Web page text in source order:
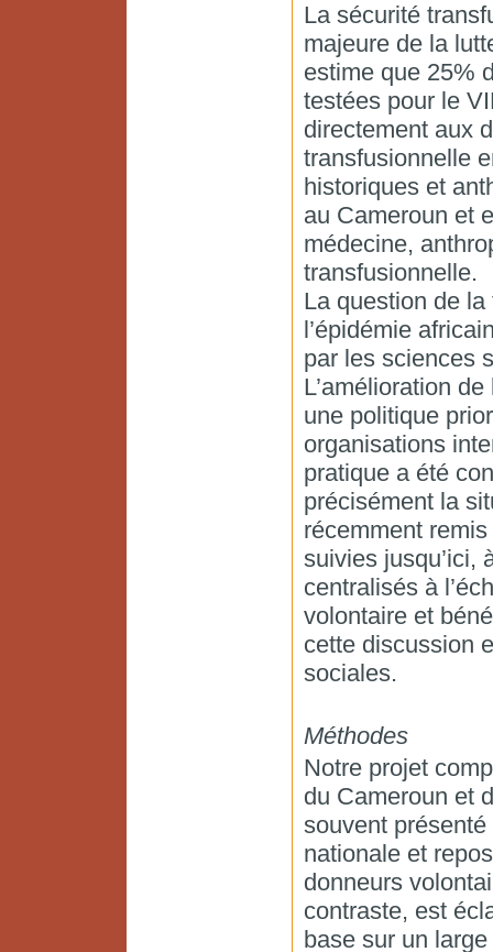
La sécurité
majeure de la
estime que 25%
testées pour le
directement aux
transfusionnelle
historiques et
au Cameroun et
médecine,
transfusionnelle.
La question de
l’épidémie
par les sciences
L’amélioration
une politique
organisations
pratique a été
précisément la
récemment
suivies jusqu’ici,
centralisés à
volontaire et
cette discussion
sociales.
Méthodes
Notre projet
du Cameroun et
souvent
nationale et
donneurs
contraste, est
base sur un